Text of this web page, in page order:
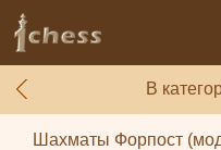
В
Шахматы Форпост